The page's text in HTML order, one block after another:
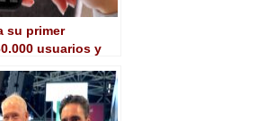
su primer
usuarios y